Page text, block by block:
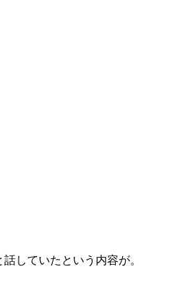
していたという内容が。